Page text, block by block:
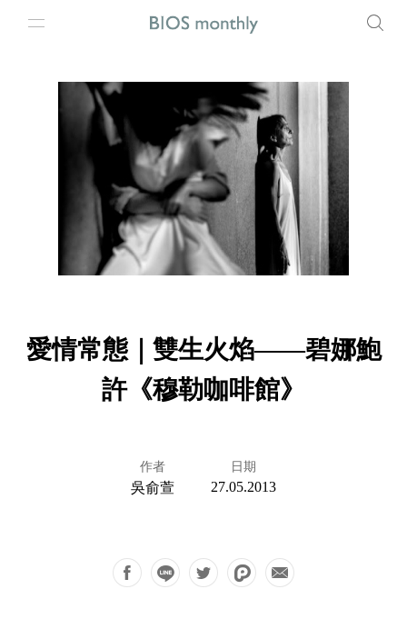
愛情常態｜雙生火焰——碧娜鮑
許《穆勒咖啡館》
作者
吳俞萱
日期
27.05.2013